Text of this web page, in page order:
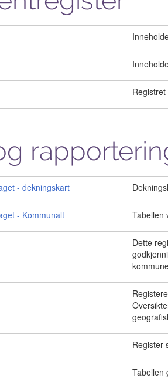
- dekningskart
- Kommunalt Tabellen
Dette
Register
Tabellen